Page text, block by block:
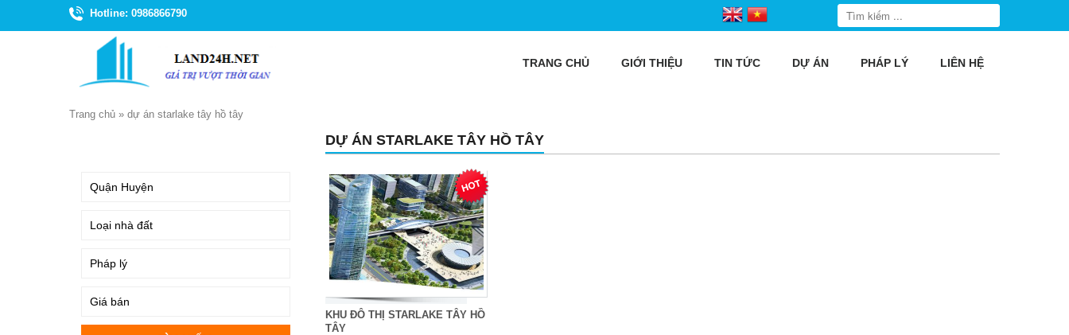
Hotline: 0986866790
TRANG CHỦ GIỚI THIỆU TIN TỨC DỰ ÁN PHÁP LÝ LIÊN HỆ
Trang chủ » dự án starlake tây hồ tây
DỰ ÁN STARLAKE TÂY HỒ TÂY
KHU ĐÔ THỊ STARLAKE TÂY HỒ
TÂY